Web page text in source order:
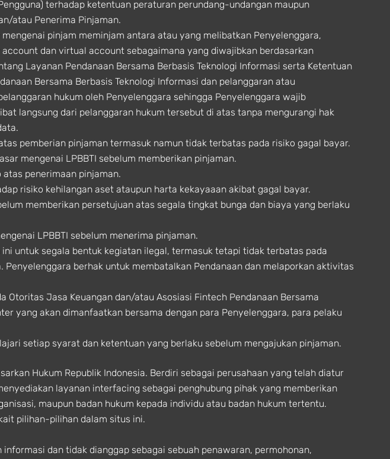
terhadap ketentuan peraturan perundang-undangan maupun
atau Penerima Pinjaman.
pinjam meminjam antara atau yang melibatkan Penyelenggara,
dan virtual account sebagaimana yang diwajibkan berdasarkan
Layanan Pendanaan Bersama Berbasis Teknologi Informasi serta Ketentuan
Bersama Berbasis Teknologi Informasi dan pelanggaran atau
hukum oleh Penyelenggara sehingga Penyelenggara wajib
langsung dari pelanggaran hukum tersebut di atas tanpa mengurangi hak
pemberian pinjaman termasuk namun tidak terbatas pada risiko gagal bayar.
mengenai LPBBTI sebelum memberikan pinjaman.
penerimaan pinjaman.
risiko kehilangan aset ataupun harta kekayaaan akibat gagal bayar.
memberikan persetujuan atas segala tingkat bunga dan biaya yang berlaku
LPBBTI sebelum menerima pinjaman.
untuk segala bentuk kegiatan ilegal, termasuk tetapi tidak terbatas pada
berhak untuk membatalkan Pendanaan dan melaporkan aktivitas
Jasa Keuangan dan/atau Asosiasi Fintech Pendanaan Bersama
yang akan dimanfaatkan bersama dengan para Penyelenggara, para pelaku
setiap syarat dan ketentuan yang berlaku sebelum mengajukan pinjaman.
Hukum Republik Indonesia. Berdiri sebagai perusahaan yang telah diatur
layanan interfacing sebagai penghubung pihak yang memberikan
maupun badan hukum kepada individu atau badan hukum tertentu.
pilihan-pilihan dalam situs ini.
dan tidak dianggap sebagai sebuah penawaran, permohonan,